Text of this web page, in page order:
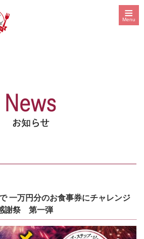
≡
Menu
一万円分のお食事券にチャレンジ
謝祭 第一弾